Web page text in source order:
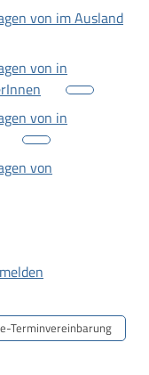
von im Ausland
von in
von in
von
Terminvereinbarung